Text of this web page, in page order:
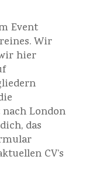
Event
Wir
hier
London
das
CV’s